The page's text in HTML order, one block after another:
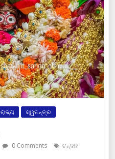
ରାଜ୍ୟ ସ୍ୱତନ୍ତ୍ର
0 Comments
ଚନ୍ଦନ